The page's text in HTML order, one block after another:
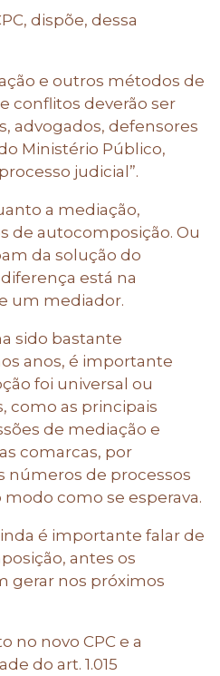
dispõe, dessa
e outros métodos de
conflitos deverão ser
advogados, defensores
Ministério Público,
judicial”.
a mediação,
de autocomposição. Ou
da solução do
está na
um mediador.
sido bastante
anos, é importante
foi universal ou
como as principais
de mediação e
comarcas, por
números de processos
como se esperava.
é importante falar de
antes os
gerar nos próximos
no novo CPC e a
do art. 1.015